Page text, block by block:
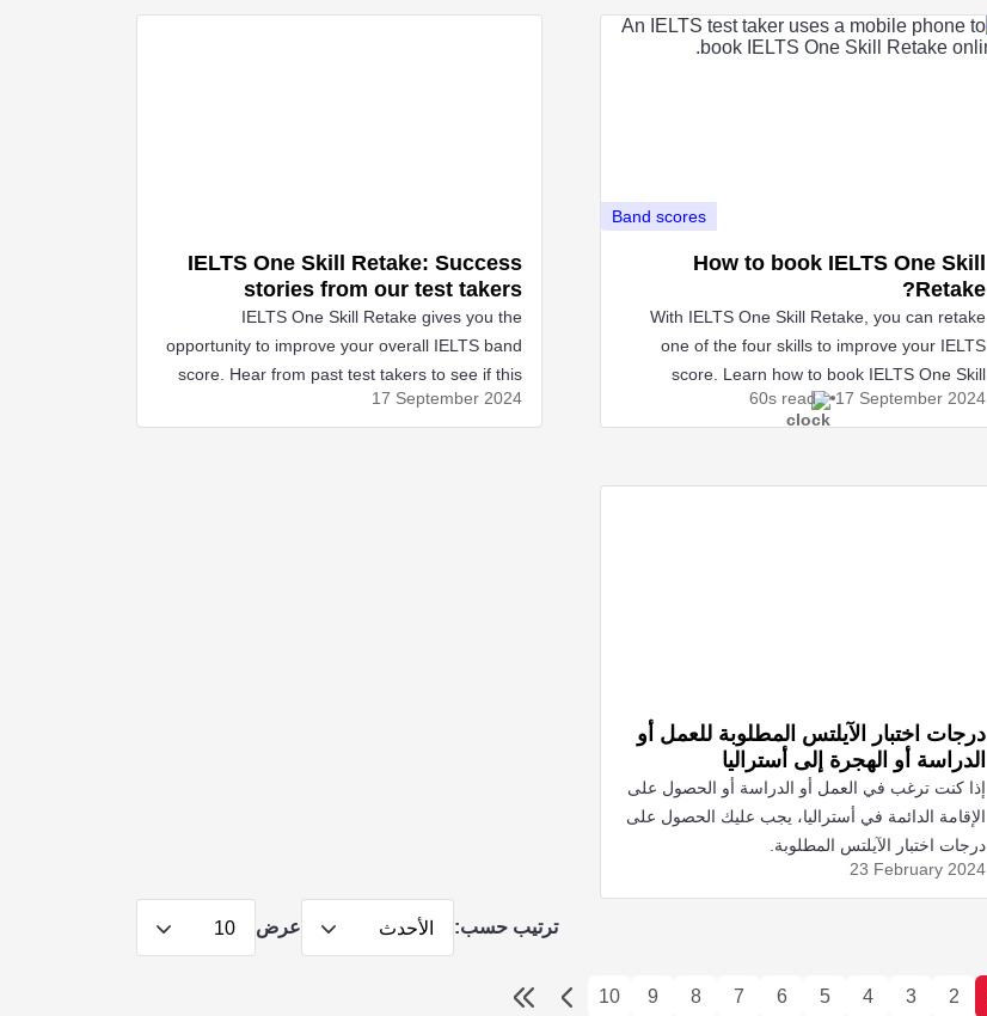
Band scores
How to book IELTS One Skill
Retake?
With IELTS One Skill Retake, you can retake
one of the four skills to improve your IELTS
score. Learn how to book IELTS One Skill
Retake here.
17 September 2024
60s read
IELTS One Skill Retake: Success
stories from our test takers
IELTS One Skill Retake gives you the
opportunity to improve your overall IELTS band
score. Hear from past test takers to see if this
option is right for you!
17 September 2024
درجات اختبار الآيلتس المطلوبة للعمل أو
الدراسة أو الهجرة إلى أستراليا
إذا كنت ترغب في العمل أو الدراسة أو الحصول على
الإقامة الدائمة في أستراليا، يجب عليك الحصول على
درجات اختبار الآيلتس المطلوبة.
23 February 2024
ترتيب حسب: الأحدث عرض 10
2
3
4
5
6
7
8
9
10